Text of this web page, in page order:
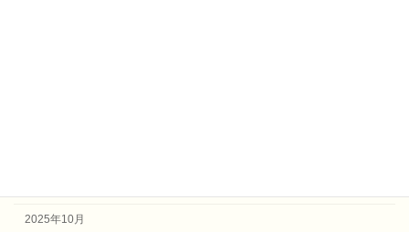
2025年10月